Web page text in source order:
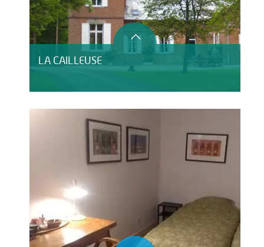
LA CAILLEUSE